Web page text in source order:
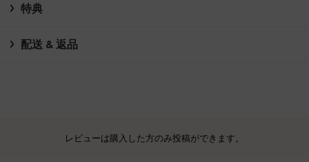
特典
配送 & 返品
レビューは購入した方のみ投稿ができます。